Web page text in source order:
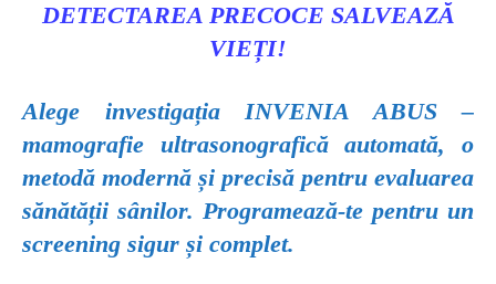
DETECTAREA PRECOCE SALVEAZĂ
VIEȚI!
Alege investigația INVENIA ABUS –
mamografie ultrasonografică automată, o
metodă modernă și precisă pentru evaluarea
sănătății sânilor. Programează-te pentru un
screening sigur și complet.